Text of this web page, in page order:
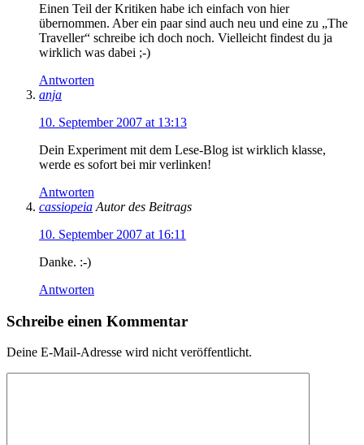
Einen Teil der Kritiken habe ich einfach von hier
übernommen. Aber ein paar sind auch neu und eine zu „The
Traveller“ schreibe ich doch noch. Vielleicht findest du ja
wirklich was dabei ;-)
Antworten
anja
10. September 2007 at 13:13
Dein Experiment mit dem Lese-Blog ist wirklich klasse,
werde es sofort bei mir verlinken!
Antworten
cassiopeia Autor des Beitrags
10. September 2007 at 16:11
Danke. :-)
Antworten
Schreibe einen Kommentar
Deine E-Mail-Adresse wird nicht veröffentlicht.